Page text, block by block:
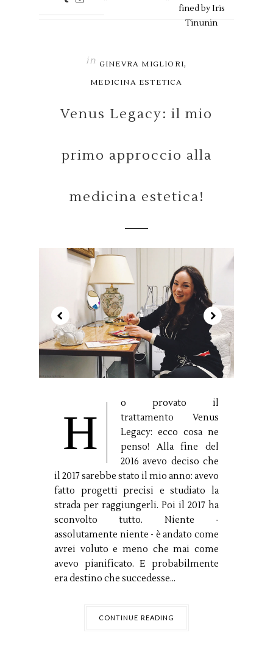
fined byIris
Tinunin
in GINEVRA MIGLIORI,
MEDICINA ESTETICA
Venus Legacy: il mio
primo approccio alla
medicina estetica!
H
o provato il
trattamento Venus
Legacy: ecco cosa ne
penso! Alla fine del
2016 avevo deciso che
il 2017 sarebbe stato il mio anno: avevo
fatto progetti precisi e studiato la
strada per raggiungerli. Poi il 2017 ha
sconvolto tutto. Niente -
assolutamente niente - è andato come
avrei voluto e meno che mai come
avevo pianificato. E probabilmente
era destino che succedesse...
CONTINUE READING